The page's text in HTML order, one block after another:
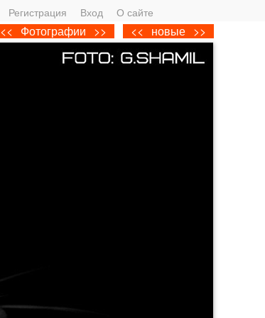
Регистрация Вход О сайте
<< новые >>
<< Фотографии >>